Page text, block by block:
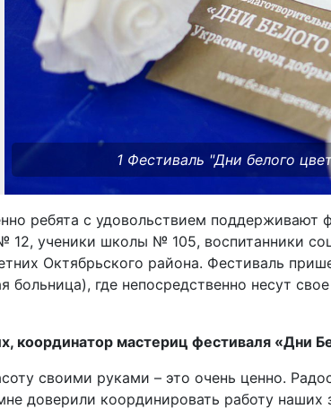
1 Фестиваль "Дни белого
ребята с удовольствием поддерживают
12, ученики школы № 105, воспитанники
Октябрьского района. Фестиваль
больница), где непосредственно несут
координатор мастериц фестиваля «Дни
своими руками – это очень ценно.
доверили координировать работу